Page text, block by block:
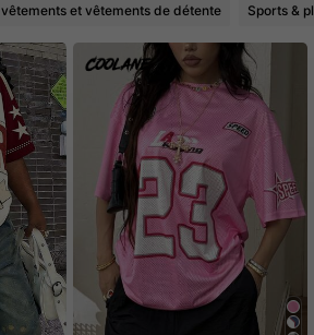
et vêtements de détente Sports &